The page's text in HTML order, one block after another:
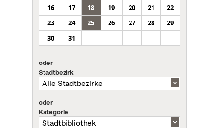
16
17 18 19 20 21
22
23
24 25 26 27 28
29
30
31
oder
Stadtbezirk
oder
Kategorie